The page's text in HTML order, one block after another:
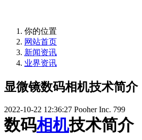
你的位置
网站首页
新闻资讯
业界资讯
显微镜数码相机技术简介
2022-10-22 12:36:27 Pooher Inc. 799
数码相机技术简介